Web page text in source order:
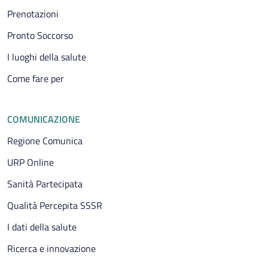
Prenotazioni
Pronto Soccorso
I luoghi della salute
Come fare per
COMUNICAZIONE
Regione Comunica
URP Online
Sanità Partecipata
Qualità Percepita SSSR
I dati della salute
Ricerca e innovazione